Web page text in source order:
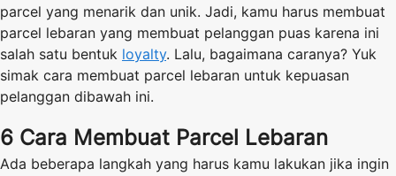
parcel yang menarik dan unik. Jadi, kamu harus membuat
parcel lebaran yang membuat pelanggan puas karena ini
salah satu bentuk loyalty. Lalu, bagaimana caranya? Yuk
simak cara membuat parcel lebaran untuk kepuasan
pelanggan dibawah ini.
6 Cara Membuat Parcel Lebaran
Ada beberapa langkah yang harus kamu lakukan jika ingin